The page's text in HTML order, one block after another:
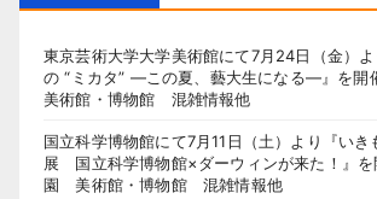
東京芸術大学大学美術館にて7月24日（金）
の “ミカタ” ―この夏、藝大生になる―』を
美術館・博物館 混雑情報他
国立科学博物館にて7月11日（土）より『いき
展 国立科学博物館×ダーウィンが来た！』
園 美術館・博物館 混雑情報他